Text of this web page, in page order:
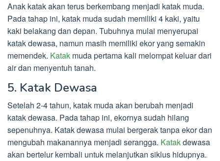
Anak katak akan terus berkembang menjadi katak muda.
Pada tahap ini, katak muda sudah memiliki 4 kaki, yaitu
kaki belakang dan depan. Tubuhnya mulai menyerupai
katak dewasa, namun masih memiliki ekor yang semakin
memendek. Katak muda pertama kali melompat keluar dari
air dan menyentuh tanah.
5. Katak Dewasa
Setelah 2-4 tahun, katak muda akan berubah menjadi
katak dewasa. Pada tahap ini, ekornya sudah hilang
sepenuhnya. Katak dewasa mulai bergerak tanpa ekor dan
mengubah makanannya menjadi serangga. Katakdewasa
akan bertelur kembali untuk melanjutkan siklus hidupnya.